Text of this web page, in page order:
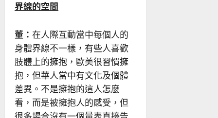
界線的空間
董： 在人際互動當中每個人的
身體界線不一樣，有些人喜歡
肢體上的擁抱，歐美很習慣擁
抱，但華人當中有文化及個體
差異。不是擁抱的這人怎麼
看，而是被擁抱人的感受，但